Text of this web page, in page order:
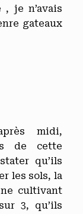
je n’avais
gateaux
midi,
de cette
qu’ils
les sols, la
cultivant
3, qu’ils